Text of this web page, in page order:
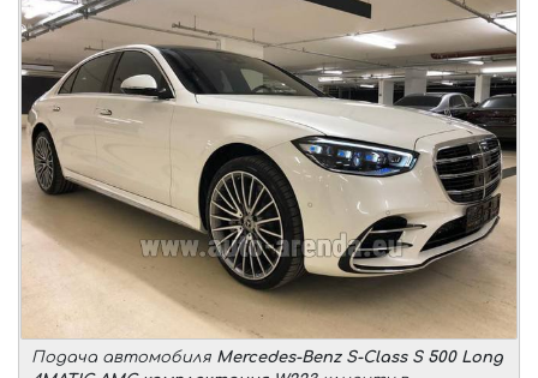
Подача автомобиля Mercedes-Benz S-Class S 500 Long